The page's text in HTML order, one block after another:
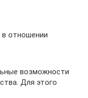
в отношении
возможности
Для этого